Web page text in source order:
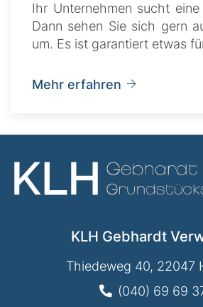
Ihr Unternehmen sucht eine
Dann sehen Sie sich gern
um. Es ist garantiert etwas
Mehr erfahren
KLH Gebhardt
Thiedeweg 40, 22047
(040) 69 69